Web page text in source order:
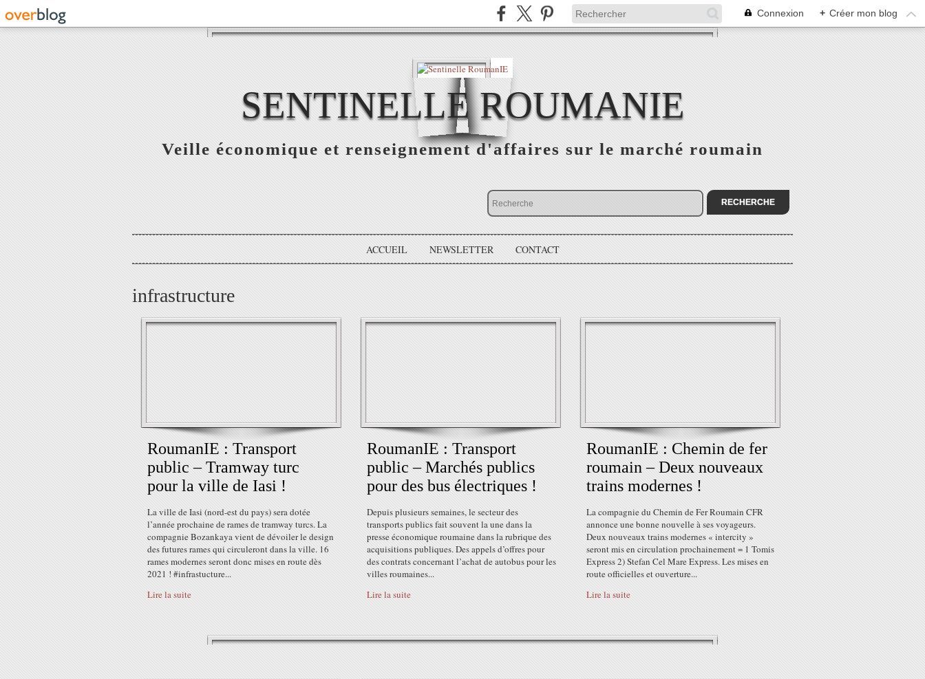
Connexion + Créer mon blog
SENTINELLE ROUMANIE
Veille économique et renseignement d'affaires sur le marché roumain
ACCUEIL NEWSLETTER CONTACT
infrastructure
RoumanIE : Transport
public – Tramway turc
pour la ville de Iasi !
La ville de Iasi (nord-est du pays) sera dotée
l’année prochaine de rames de tramway turcs. La
compagnie Bozankaya vient de dévoiler le design
des futures rames qui circuleront dans la ville. 16
rames modernes seront donc mises en route dès
2021 ! #infrastucture...
Lire la suite
RoumanIE : Transport
public – Marchés publics
pour des bus électriques !
Depuis plusieurs semaines, le secteur des
transports publics fait souvent la une dans la
presse économique roumaine dans la rubrique des
acquisitions publiques. Des appels d’offres pour
des contrats concernant l’achat de autobus pour les
villes roumaines...
Lire la suite
RoumanIE : Chemin de fer
roumain – Deux nouveaux
trains modernes !
La compagnie du Chemin de Fer Roumain CFR
annonce une bonne nouvelle à ses voyageurs.
Deux nouveaux trains modernes « intercity »
seront mis en circulation prochainement = 1 Tomis
Express 2) Stefan Cel Mare Express. Les mises en
route officielles et ouverture...
Lire la suite